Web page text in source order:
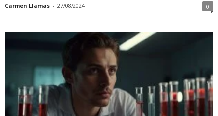
Carmen Llamas - 27/08/2024 0